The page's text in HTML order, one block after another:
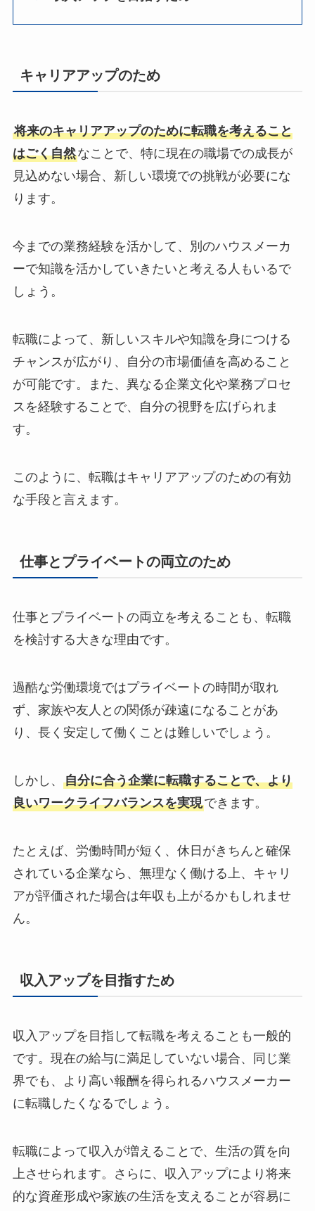
キャリアアップのため
将来のキャリアアップのために転職を考えること
はごく自然なことで、特に現在の職場での成長が
見込めない場合、新しい環境での挑戦が必要にな
ります。
今までの業務経験を活かして、別のハウスメーカ
ーで知識を活かしていきたいと考える人もいるで
しょう。
転職によって、新しいスキルや知識を身につける
チャンスが広がり、自分の市場価値を高めること
が可能です。また、異なる企業文化や業務プロセ
スを経験することで、自分の視野を広げられま
す。
このように、転職はキャリアアップのための有効
な手段と言えます。
仕事とプライベートの両立のため
仕事とプライベートの両立を考えることも、転職
を検討する大きな理由です。
過酷な労働環境ではプライベートの時間が取れ
ず、家族や友人との関係が疎遠になることがあ
り、長く安定して働くことは難しいでしょう。
しかし、 自分に合う企業に転職することで、より
良いワークライフバランスを実現できます。
たとえば、労働時間が短く、休日がきちんと確保
されている企業なら、無理なく働ける上、キャリ
アが評価された場合は年収も上がるかもしれませ
ん。
収入アップを目指すため
収入アップを目指して転職を考えることも一般的
です。現在の給与に満足していない場合、同じ業
界でも、より高い報酬を得られるハウスメーカー
に転職したくなるでしょう。
転職によって収入が増えることで、生活の質を向
上させられます。さらに、収入アップにより将来
的な資産形成や家族の生活を支えることが容易に